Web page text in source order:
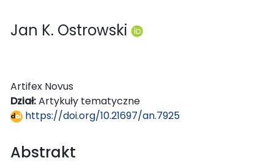
Jan K. Ostrowski
Artifex Novus
Dział:Artykuły tematyczne
https://doi.org/10.21697/an.7925
Abstrakt